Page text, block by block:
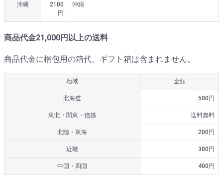
沖縄
2100
円
沖縄
商品代金21,000円以上の送料
商品代金に梱包用の箱代、ギフト箱は含まれません。
地域 金額
北海道 500円
東北・関東・信越 送料無料
北陸・東海 200円
近畿 300円
中国・四国 400円